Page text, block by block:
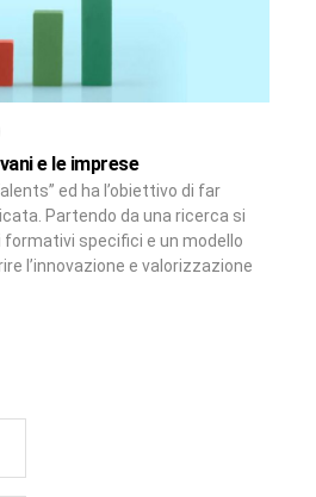
e le imprese
ed ha l’obiettivo di far
Partendo da una ricerca si
formativi specifici e un modello
l’innovazione e valorizzazione